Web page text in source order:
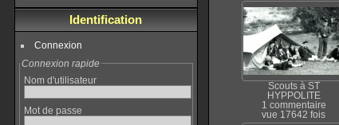
Identification
Connexion
Connexion rapide
Nom d'utilisateur
Mot de passe
Scouts à ST
HYPPOLITE
1 commentaire
vue 17642 fois